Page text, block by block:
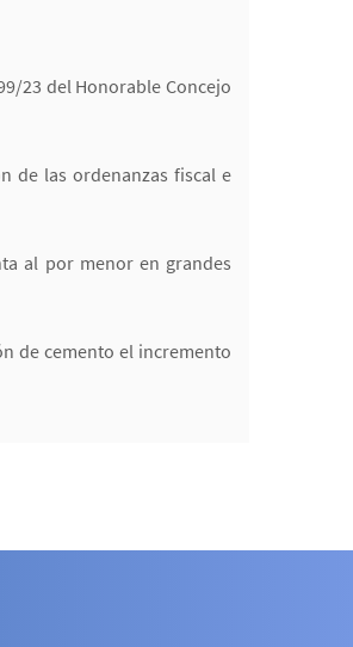
23 del Honorable Concejo
de las ordenanzas fiscal e
al por menor en grandes
de cemento el incremento